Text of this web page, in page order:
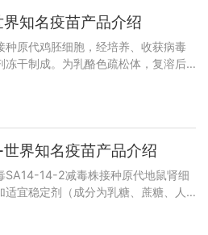
知名疫苗产品介绍
原代鸡胚细胞，经培养、收获病毒
冻干制成。为乳酪色疏松体，复溶后
界知名疫苗产品介绍
SA14-14-2减毒株接种原代地鼠肾细
宜稳定剂（成分为乳糖、蔗糖、人